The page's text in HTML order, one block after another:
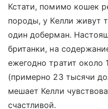
Кстати, помимо кошек
породы, у Келли живут
один доберман.
британки, на
ежегодно тратит около
(примерно 23 тысячи
мешает Келли
счастливой.